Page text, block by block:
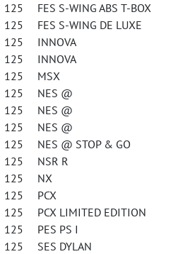
FES S-WING ABS T-BOX
FES S-WING DE LUXE
125 INNOVA
125 INNOVA
125 MSX
125 NES @
125 NES @
125 NES @
NES @ STOP & GO
125 NSR R
125 NX
125 PCX
PCX LIMITED EDITION
PES PS I
SES DYLAN